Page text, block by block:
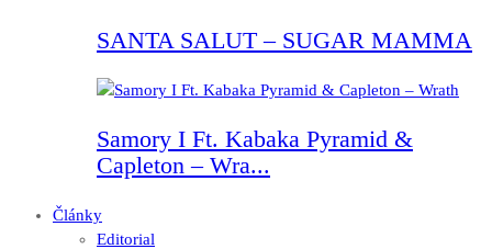
SANTA SALUT – SUGAR MAMMA
Samory I Ft. Kabaka Pyramid &
Capleton – Wra...
Články
Editorial